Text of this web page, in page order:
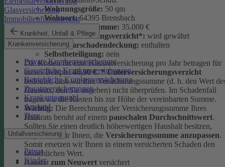
Glasversicherung
Immobilienfinanzierung
Krankheit, Unfall & Pflege
Krankenversicherung
Private Krankenversicherung
Gesetzliche Krankenversicherung
Betriebliche Krankenversicherung
Zusatzversicherungen
Krankentagegeld
Ausland
Tiere
Unfallversicherung
Privat
Kinder
Wohnungsgröße: 50 qm
Wohnort:64395 Brensbach
Versicherungssumme: 35.000 €
Unterversicherungsverzicht*: wird gewährt
Elementarschadendeckung: enthalten
Selbstbeteiligung: nein
Die Kosten für eine Hausratversicherung pro Jahr betragen für
dieses Beispiel46,90 €.* Unterversicherungsverzicht
bedeutet, dass wir Ihre Versicherungssumme (d. h. den Wert
Hausrats, den Sie angeben) nicht überprüfen. Im Schadenfall
tragen wir die Kosten bis zur Höhe der vereinbarten Summe.
Wichtig: Die Berechnung der Versicherungssumme Ihres
Hausrats beruht auf einem pauschalen Durchschnittswert.
Sollten Sie einen deutlich höherwertigen Haushalt besitzen,
empfehlen wir Ihnen, die Versicherungssumme anzupassen.
Somit ersetzen wir Ihnen in einem versicherten Schaden den
tatsächlichen Wert.
Hausrat zum Neuwert versichert